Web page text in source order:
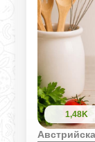
1,48K